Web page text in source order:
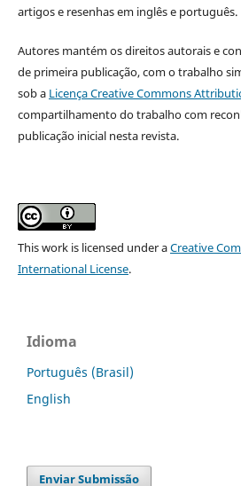
artigos e resenhas em inglês e português.
Autores mantém os direitos autorais e
de primeira publicação, com o trabalho
sob a Licença Creative Commons
compartilhamento do trabalho com
publicação inicial nesta revista.
This work is licensed under aCreative
International License.
Idioma
Português (Brasil)
English
Enviar Submissão